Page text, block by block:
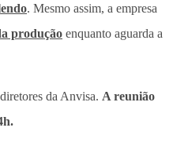
. Mesmo assim, a empresa
produção enquanto aguarda a
da Anvisa. A reunião